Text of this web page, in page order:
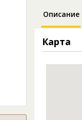
Описание
Карта